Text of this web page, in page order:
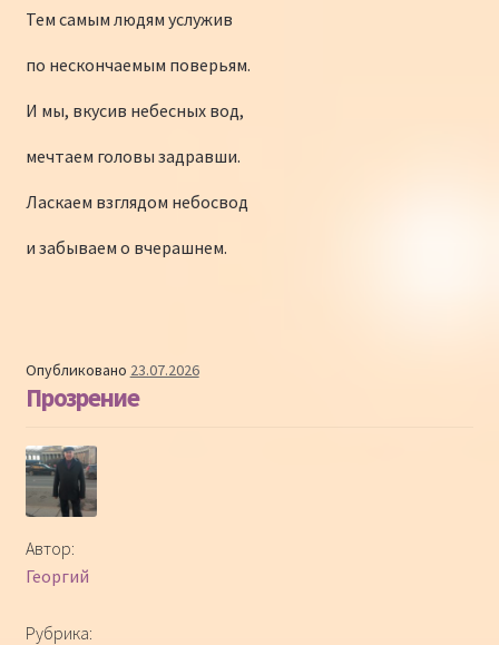
Тем самым людям услужив
по нескончаемым поверьям.
И мы, вкусив небесных вод,
мечтаем головы задравши.
Ласкаем взглядом небосвод
и забываем о вчерашнем.
Опубликовано 23.07.2026
Прозрение
Автор:
Георгий
Рубрика: